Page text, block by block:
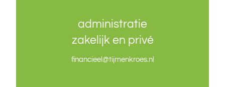
administratie
zakelijk en privé
financieel@tijmenkroes.nl
administratie
zakelijk en privé
financieel@tijmenkroes.nl